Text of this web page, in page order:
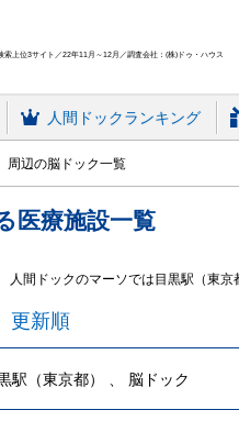
上位3サイト／22年11月～12月／調査会社：(株)ドゥ・ハウス
人間ドックランキング
周辺の脳ドック一覧
医療施設一覧
間ドックのマーソでは目黒駅（東
更新順
駅（東京都） 、 脳ドック